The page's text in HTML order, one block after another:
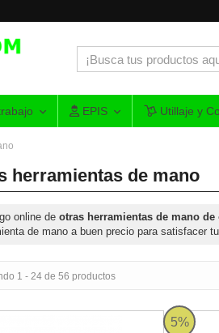
EPIS Utillaje y
herramientas de mano
online de otras herramientas de mano de
de mano a buen precio para satisfacer
1 - 24 de 56 productos
Rubi 5%
Pinza